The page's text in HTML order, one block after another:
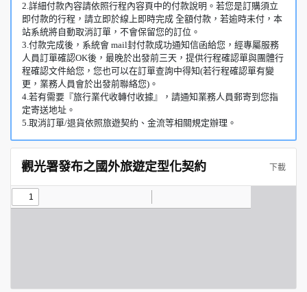
2.詳細付款內容請依照行程內容頁中的付款說明。若您是訂購須立
即付款的行程，請立即於線上即時完成 全額付款，若逾時未付，本
站系統將自動取消訂單，不會保留您的訂位。
3.付款完成後，系統會 mail封付款成功通知信函給您，經專屬服務
人員訂單確認OK後，最晚於出發前三天，提供行程確認單與團體行
程確認文件給您，您也可以在訂單查詢中得知(若行程確認單有變
更，業務人員會於出發前聯絡您)。
4.若有需要『旅行業代收轉付收據』，請通知業務人員郵寄到您指
定寄送地址。
5.取消訂單/退貨依照旅遊契約、金流等相關規定辦理。
觀光署發布之國外旅遊定型化契約 下載